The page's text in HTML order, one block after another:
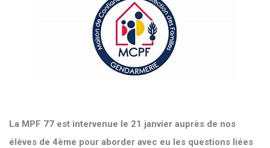
La MPF 77 est intervenue le 21 janvier auprès de nos
élèves de 4ème pour aborder avec eu les questions liées